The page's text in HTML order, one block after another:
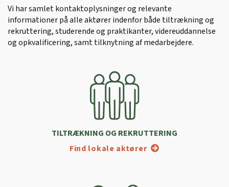
Vi har samlet kontaktoplysninger og relevante
informationer på alle aktører indenfor både tiltrækning og
rekruttering, studerende og praktikanter, videreuddannelse
og opkvalificering, samt tilknytning af medarbejdere.
TILTRÆKNING OG REKRUTTERING
Find lokale aktører